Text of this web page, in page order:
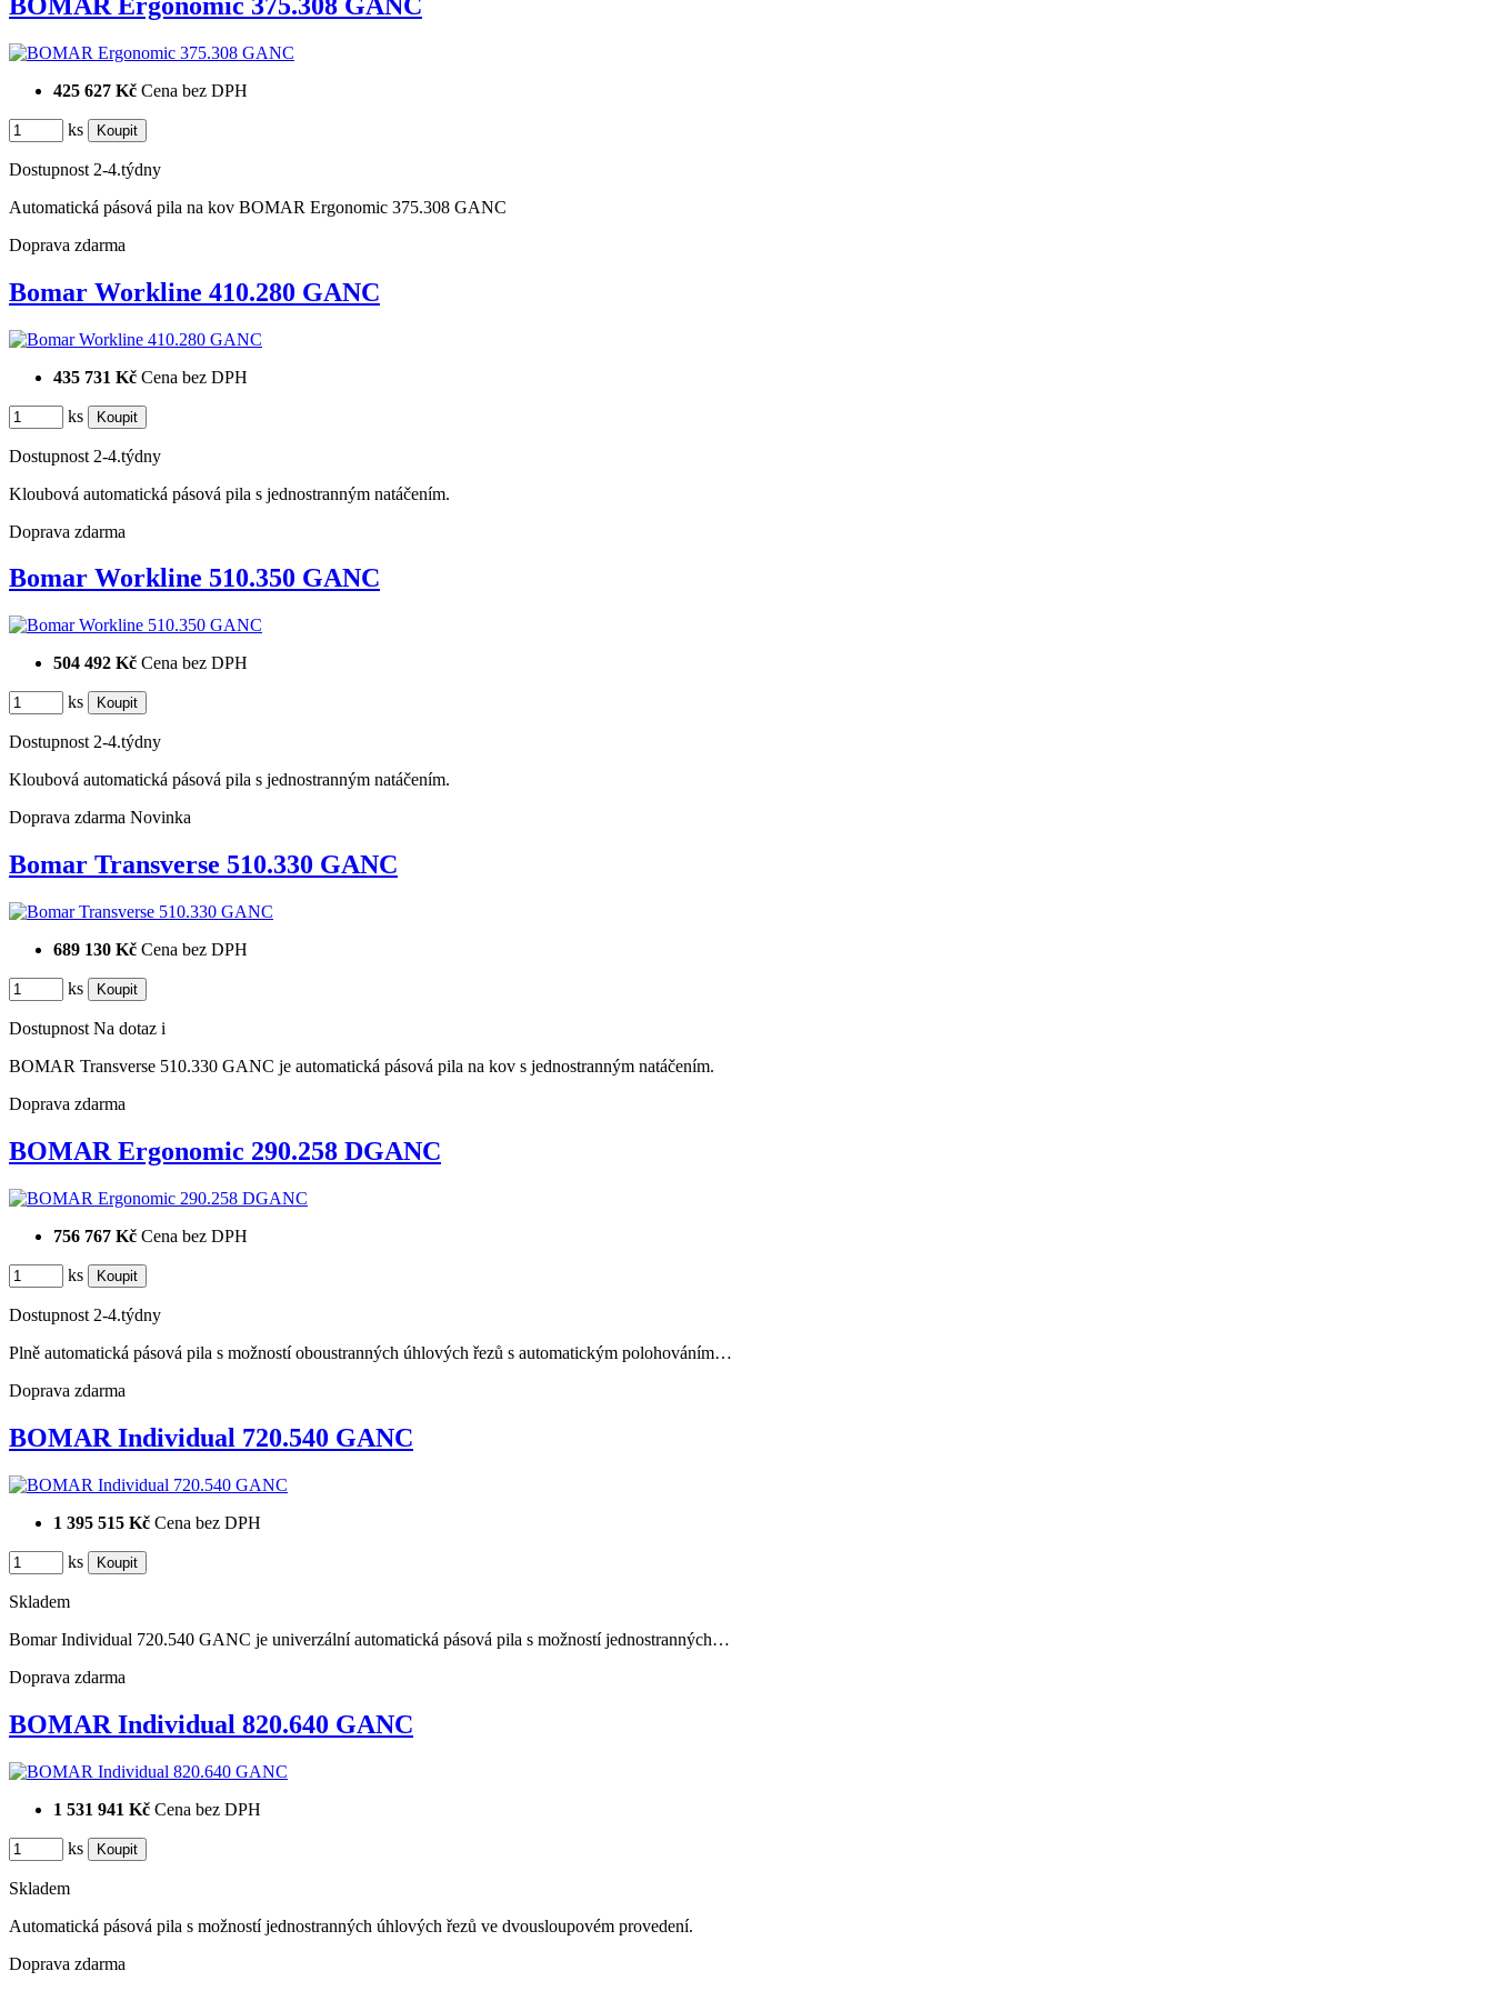
425 627 Kč Cena bez DPH
ks
Dostupnost 2-4.týdny
Automatická pásová pila na kov BOMAR Ergonomic 375.308 GANC
Doprava zdarma
Bomar Workline 410.280 GANC
435 731 Kč Cena bez DPH
ks
Dostupnost 2-4.týdny
Kloubová automatická pásová pila s jednostranným natáčením.
Doprava zdarma
Bomar Workline 510.350 GANC
504 492 Kč Cena bez DPH
ks
Dostupnost 2-4.týdny
Kloubová automatická pásová pila s jednostranným natáčením.
Doprava zdarma Novinka
Bomar Transverse 510.330 GANC
689 130 Kč Cena bez DPH
ks
Dostupnost Na dotaz i
BOMAR Transverse 510.330 GANC je automatická pásová pila na kov s jednostranným natáčením.
Doprava zdarma
BOMAR Ergonomic 290.258 DGANC
756 767 Kč Cena bez DPH
ks
Dostupnost 2-4.týdny
Plně automatická pásová pila s možností oboustranných úhlových řezů s automatickým polohováním…
Doprava zdarma
BOMAR Individual 720.540 GANC
1 395 515 Kč Cena bez DPH
ks
Skladem
Bomar Individual 720.540 GANC je univerzální automatická pásová pila s možností jednostranných…
Doprava zdarma
BOMAR Individual 820.640 GANC
1 531 941 Kč Cena bez DPH
ks
Skladem
Automatická pásová pila s možností jednostranných úhlových řezů ve dvousloupovém provedení.
Doprava zdarma